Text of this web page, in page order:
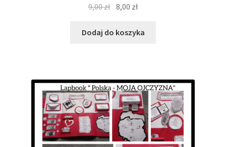
9,00zł Pierwotna
wynosiła:
8,00 złAktualna
wynosi:
Dodaj do koszyka